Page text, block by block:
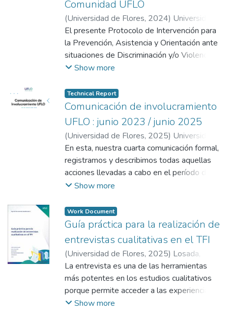
Comunidad UFLO
(Universidad de Flores, 2024) Universidad
de Flores
El presente Protocolo de Intervención para
la Prevención, Asistencia y Orientación ante
situaciones de Discriminación y/o Violencia
en la Comunidad UFLO; constituye un
institucionales que permiten dar
cumplimiento a la Misión de la Universidad
de Flores, que establece:
“Promover la mejora continua de la calidad
de vida de la comunidad en lo mental, social,
físico y ambiental mediante actividades de
enseñanza, investigación y extensión.
Integrar los avances científico- tecnológicos
con lo humanístico en un marco de
Show more
Technical Report
Comunicación de involucramiento
UFLO : junio 2023 / junio 2025
(Universidad de Flores, 2025) Universidad
de Flores;Arias, Natalia Soledad;Fische,
Ruth
En esta, nuestra cuarta comunicación formal,
registramos y describimos todas aquellas
acciones llevadas a cabo en el período de
referencia que dan cuenta de las medidas
Pacto Mundial de la ONU y sus principios. A
lo largo de los años, hemos evidenciado un
progresivo incremento en la participación de
nuestra comunidad universitaria en iniciativas
alineadas con los principios del Pacto
Mundial. Asimismo, hacemos explícito
nuestro compromiso de difundir estos
resultados en nuestras redes y canales
principales de comunicación.
Show more
Work Document
Guía práctica para la realización de
entrevistas cualitativas en el TFI
(Universidad de Flores, 2025) Losada,
Analía Verónica; Gómez Zeliz, Julieta;Rizzo,
Gabriela;Bálsamo Estévez, María Gabriela
Bruno, Daniela Silvana
La entrevista es una de las herramientas
más potentes en los estudios cualitativos
porque permite acceder a las experiencias,
significados y perspectivas de las personas
Show more